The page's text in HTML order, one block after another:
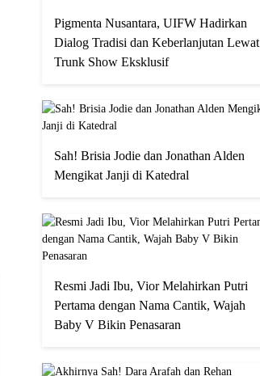
Pigmenta Nusantara, UIFW Hadirkan
Dialog Tradisi dan Keberlanjutan Lewat
Trunk Show Eksklusif
Sah! Brisia Jodie dan Jonathan Alden
Mengikat Janji di Katedral
Resmi Jadi Ibu, Vior Melahirkan Putri
Pertama dengan Nama Cantik, Wajah
Baby V Bikin Penasaran